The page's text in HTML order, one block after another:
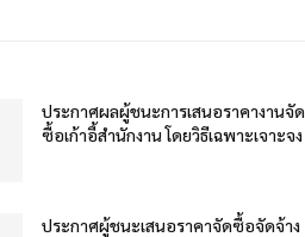
ประกาศผลผู้ชนะการเสนอราคางานจัด
ซื้อเก้าอี้สำนักงาน โดยวิธีเฉพาะเจาะจง
ประกาศผู้ชนะเสนอราคาจัดซื้อจัดจ้าง